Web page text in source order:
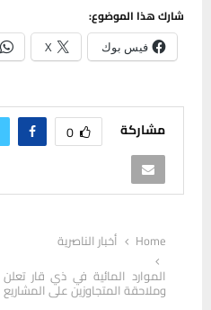
شارك هذا الموضوع:
فيس بوك X
مشاركة 0
Home
أخبار الناصرية
الموارد المائية في ذي قار
وملاحقة المتجاوزين على المشاريع